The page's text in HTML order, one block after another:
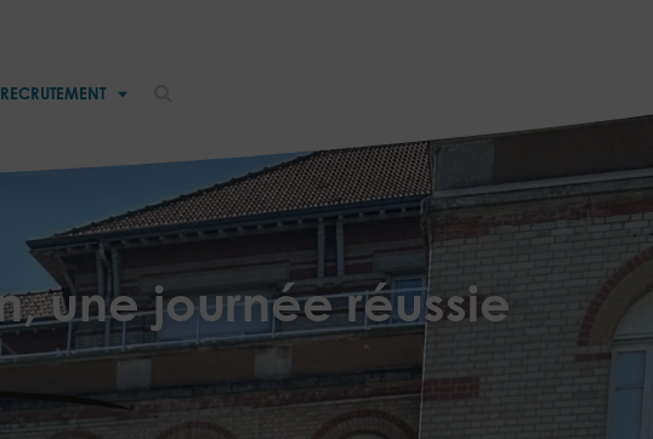
RECRUTEMENT
une journée réussie